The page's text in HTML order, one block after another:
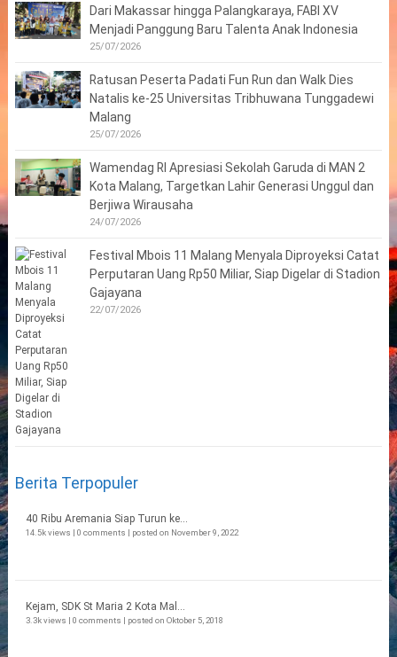
Dari Makassar hingga Palangkaraya, FABI XV
Menjadi Panggung Baru Talenta Anak Indonesia
25/07/2026
Ratusan Peserta Padati Fun Run dan Walk Dies
Natalis ke-25 Universitas Tribhuwana Tunggadewi
Malang
25/07/2026
Wamendag RI Apresiasi Sekolah Garuda di MAN 2
Kota Malang, Targetkan Lahir Generasi Unggul dan
Berjiwa Wirausaha
24/07/2026
Festival Mbois 11 Malang Menyala Diproyeksi Catat
Perputaran Uang Rp50 Miliar, Siap Digelar di Stadion
Gajayana
22/07/2026
Berita Terpopuler
40 Ribu Aremania Siap Turun ke...
14.5k views | 0 comments | posted on November 9, 2022
Kejam, SDK St Maria 2 Kota Mal...
3.3k views | 0 comments | posted on Oktober 5, 2018